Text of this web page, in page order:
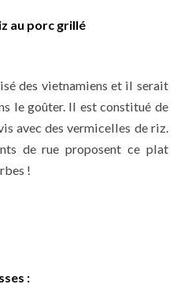
au porc grillé
des vietnamiens et il serait
le goûter. Il est constitué de
avec des vermicelles de riz.
de rue proposent ce plat
!
: